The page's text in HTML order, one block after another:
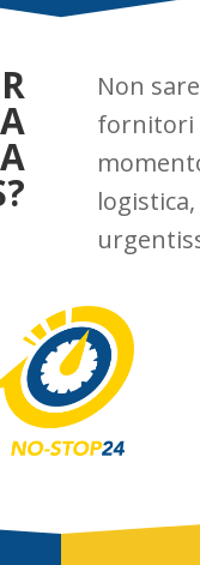
Non
fornitori